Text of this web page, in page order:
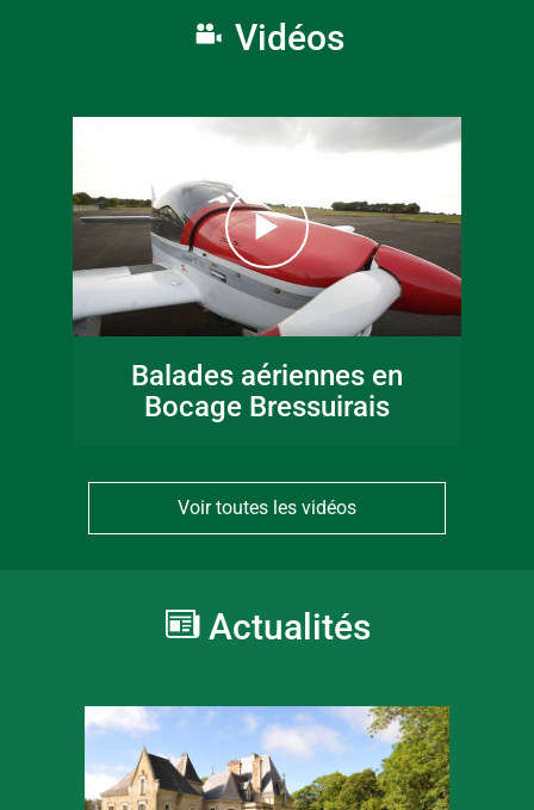
Vidéos
Balades aériennes en
Bocage Bressuirais
Voir toutes les vidéos
Actualités